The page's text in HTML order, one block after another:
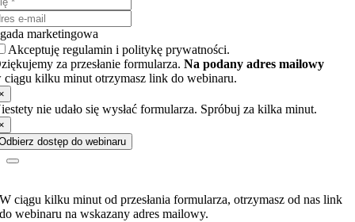
marketingowa
Akceptuję regulamin i politykę prywatności.
za przesłanie formularza.Na podany adres mailowy
ciągu kilku minut otrzymasz link do webinaru.
nie udało się wysłać formularza. Spróbuj za kilka minut.
dostęp do webinaru
W ciągu kilku minut od przesłania formularza, otrzymasz od nas link
do webinaru na wskazany adres mailowy.